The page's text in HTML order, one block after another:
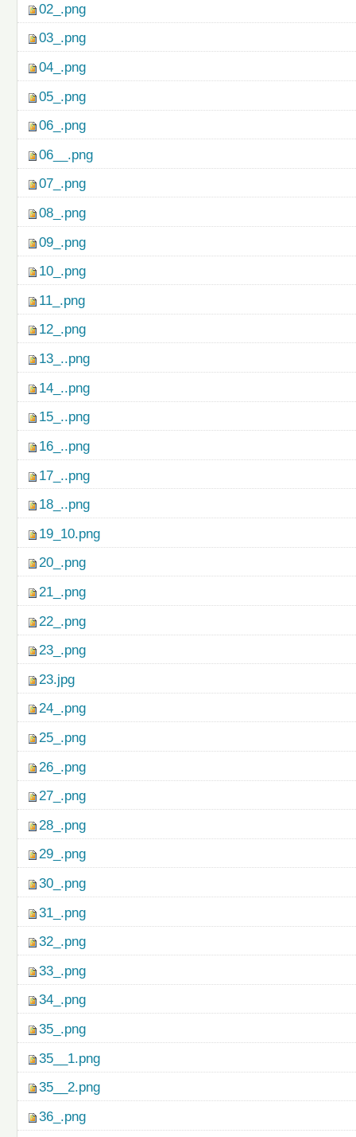
02_.png
03_.png
04_.png
05_.png
06_.png
06__.png
07_.png
08_.png
09_.png
10_.png
11_.png
12_.png
13_..png
14_..png
15_..png
16_..png
17_..png
18_..png
19_10.png
20_.png
21_.png
22_.png
23_.png
23.jpg
24_.png
25_.png
26_.png
27_.png
28_.png
29_.png
30_.png
31_.png
32_.png
33_.png
34_.png
35_.png
35__1.png
35__2.png
36_.png